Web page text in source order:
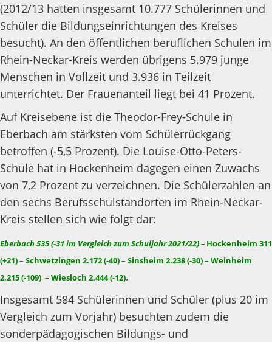
(2012/13 hatten insgesamt 10.777 Schülerinnen und
Schüler die Bildungseinrichtungen des Kreises
besucht). An den öffentlichen beruflichen Schulen im
Rhein-Neckar-Kreis werden übrigens 5.979 junge
Menschen in Vollzeit und 3.936 in Teilzeit
unterrichtet. Der Frauenanteil liegt bei 41 Prozent.
Auf Kreisebene ist die Theodor-Frey-Schule in
Eberbach am stärksten vom Schülerrückgang
betroffen (-5,5 Prozent). Die Louise-Otto-Peters-
Schule hat in Hockenheim dagegen einen Zuwachs
von 7,2 Prozent zu verzeichnen. Die Schülerzahlen an
den sechs Berufsschulstandorten im Rhein-Neckar-
Kreis stellen sich wie folgt dar:
Eberbach 535 (-31 im Vergleich zum Schuljahr 2021/22) – Hockenheim 311
(+21) – Schwetzingen 2.172 (-40) – Sinsheim 2.238 (-30) – Weinheim
2.215 (-109) – Wiesloch 2.444 (-12).
Insgesamt 584 Schülerinnen und Schüler (plus 20 im
Vergleich zum Vorjahr) besuchten zudem die
sonderpädagogischen Bildungs- und